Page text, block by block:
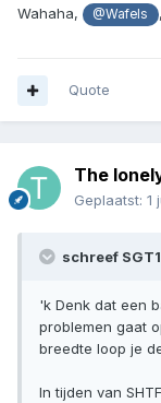
Wahaha, @Wafels
Quote
The
Geplaatst: 1
schreef
'k Denk dat een
problemen gaat
breedte loop je
In tijden van